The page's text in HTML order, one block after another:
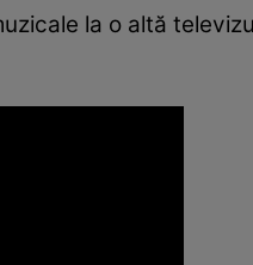
la o altă